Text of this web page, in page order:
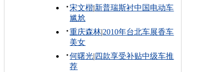
宋文楷|新普瑞斯衬中国电动车
尴尬
重庆森林|2010年台北车展香车
美女
何曙光| 四款享受补贴中级车推
荐